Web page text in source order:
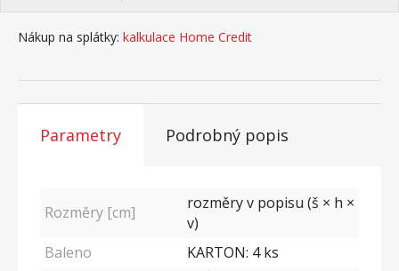
Nákup na splátky: kalkulace Home Credit
Parametry Podrobný popis
Rozměry [cm]
rozměry v popisu (š × h ×
v)
Baleno
KARTON: 4 ks